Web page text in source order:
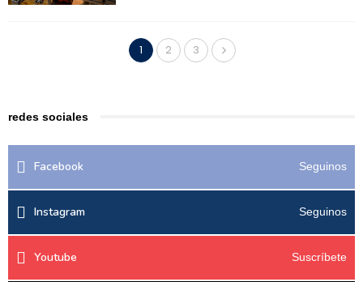
1 2 3
redes sociales
Facebook Seguinos
Instagram Seguinos
Youtube Suscríbete